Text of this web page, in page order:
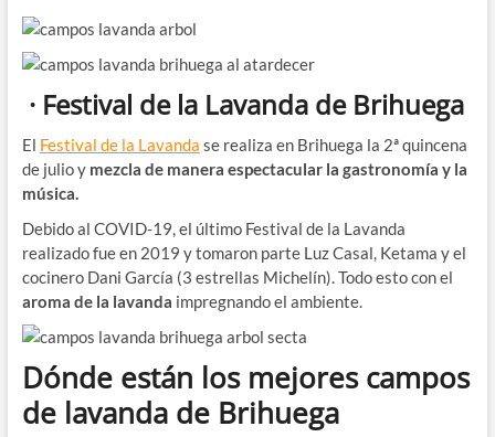
· Festival de la Lavanda de Brihuega
El Festival de la Lavanda se realiza en Brihuega la 2ª quincena
de julio y mezcla de manera espectacular la gastronomía y la
música.
Debido al COVID-19, el último Festival de la Lavanda
realizado fue en 2019 y tomaron parte Luz Casal, Ketama y el
cocinero Dani García (3 estrellas Michelín). Todo esto con el
aroma de la lavanda impregnando el ambiente.
Dónde están los mejores campos
de lavanda de Brihuega